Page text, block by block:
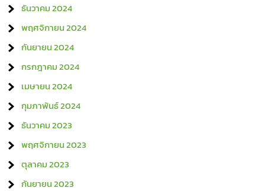
ธันวาคม 2024
พฤศจิกายน 2024
กันยายน 2024
กรกฎาคม 2024
เมษายน 2024
กุมภาพันธ์ 2024
ธันวาคม 2023
พฤศจิกายน 2023
ตุลาคม 2023
กันยายน 2023